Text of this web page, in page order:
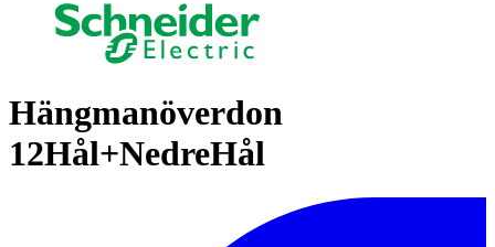
Hängmanöverdon
12Hål+NedreHål